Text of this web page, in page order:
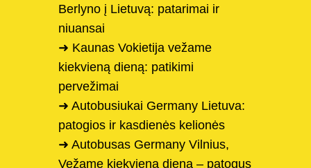
Berlyno į Lietuvą: patarimai ir
niuansai
➜ Kaunas Vokietija vežame
kiekvieną dieną: patikimi
pervežimai
➜ Autobusiukai Germany Lietuva:
patogios ir kasdienės kelionės
➜ Autobusas Germany Vilnius,
Vežame kiekvieną dieną – patogus